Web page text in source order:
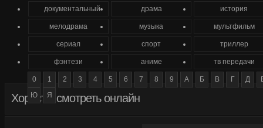
Хористы смотреть онлайн
документальный драма история
мелодрама музыка мультфильм
сериал спорт триллер
фэнтези аниме тв передачи
0 1 2 3 4 5 6 7 8 9 А Б В Г Д
Ю
Я